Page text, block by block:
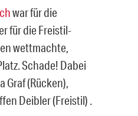
war für die
für die Freistil-
wettmachte,
Schade! Dabei
Graf (Rücken),
Deibler (Freistil) .